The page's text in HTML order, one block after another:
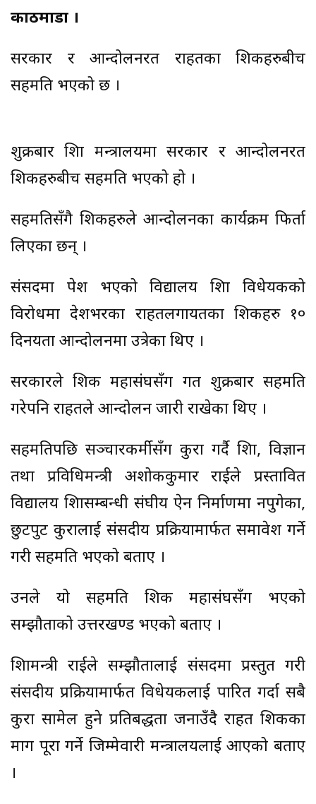
काठमाडौं ।
सरकार र आन्दोलनरत राहतका शिक्षकहरुबीच
सहमति भएको छ ।
शुक्रबार शिक्षा मन्त्रालयमा सरकार र आन्दोलनरत
शिक्षकहरुबीच सहमति भएको हो ।
सहमतिसँगै शिक्षकहरुले आन्दोलनका कार्यक्रम फिर्ता
लिएका छन् ।
संसदमा पेश भएको विद्यालय शिक्षा विधेयकको
विरोधमा देशभरका राहतलगायतका शिक्षकहरु १०
दिनयता आन्दोलनमा उत्रेका थिए ।
सरकारले शिक्षक महासंघसँग गत शुक्रबार सहमति
गरेपनि राहतले आन्दोलन जारी राखेका थिए ।
सहमतिपछि सञ्चारकर्मीसँग कुरा गर्दै शिक्षा, विज्ञान
तथा प्रविधिमन्त्री अशोककुमार राईले प्रस्तावित
विद्यालय शिक्षासम्बन्धी संघीय ऐन निर्माणमा नपुगेका,
छुटपुट कुरालाई संसदीय प्रक्रियामार्फत समावेश गर्ने
गरी सहमति भएको बताए ।
उनले यो सहमति शिक्षक महासंघसँग भएको
सम्झौताको उत्तरखण्ड भएको बताए ।
शिक्षामन्त्री राईले सम्झौतालाई संसदमा प्रस्तुत गरी
संसदीय प्रक्रियामार्फत विधेयकलाई पारित गर्दा सबै
कुरा सामेल हुने प्रतिबद्धता जनाउँदै राहत शिक्षकका
माग पूरा गर्ने जिम्मेवारी मन्त्रालयलाई आएको बताए
।